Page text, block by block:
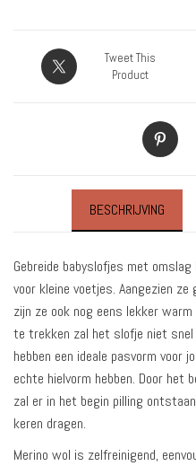
Tweet This
Product
BESCHRIJVING
Gebreide babyslofjes met
voor kleine voetjes. Aangezien
zijn ze ook nog eens lekker
te trekken zal het slofje niet
hebben een ideale pasvorm voor
echte hielvorm hebben. Door het
zal er in het begin pilling
keren dragen.
Merino wol is zelfreinigend,